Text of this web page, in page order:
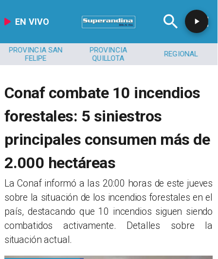
EN VIVO
PROVINCIA SAN
FELIPE
PROVINCIA
QUILLOTA
REGIONAL
Conaf combate 10 incendios
forestales: 5 siniestros
principales consumen más de
2.000 hectáreas
La Conaf informó a las 20:00 horas de este jueves
sobre la situación de los incendios forestales en el
país, destacando que 10 incendios siguen siendo
combatidos activamente. Detalles sobre la
situación actual.